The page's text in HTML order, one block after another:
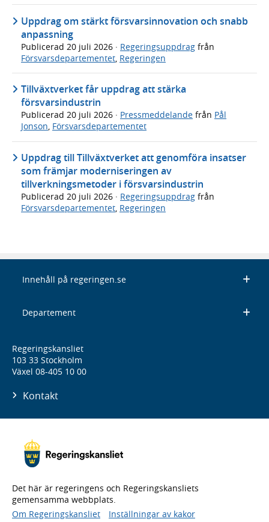
Uppdrag om stärkt försvarsinnovation och snabb
anpassning
Publicerad 20 juli 2026 · Regeringsuppdrag från
Försvarsdepartementet Regeringen
Tillväxtverket får uppdrag att stärka
försvarsindustrin
Publicerad 20 juli 2026 · Pressmeddelande från Pål
Jonson, Försvarsdepartementet
Uppdrag till Tillväxtverket att genomföra insatser
som främjar moderniseringen av
tillverkningsmetoder i försvarsindustrin
Publicerad 20 juli 2026 · Regeringsuppdrag från
Försvarsdepartementet, Regeringen
Innehåll på regeringen.se
Departement
Regeringskansliet
103 33 Stockholm
Växel 08-405 10 00
Kontakt
Det här är regeringens och Regeringskansliets
gemensamma webbplats.
Om Regeringskansliet
Inställningar av kakor